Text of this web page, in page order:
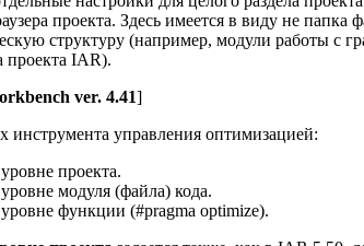
проекта. Здесь имеется в виду не папка
структуру (например, модули работы с
проекта IAR).
ver. 4.41]
инструмента управления оптимизацией:
проекта.
модуля (файла) кода.
функции (#pragma optimize).